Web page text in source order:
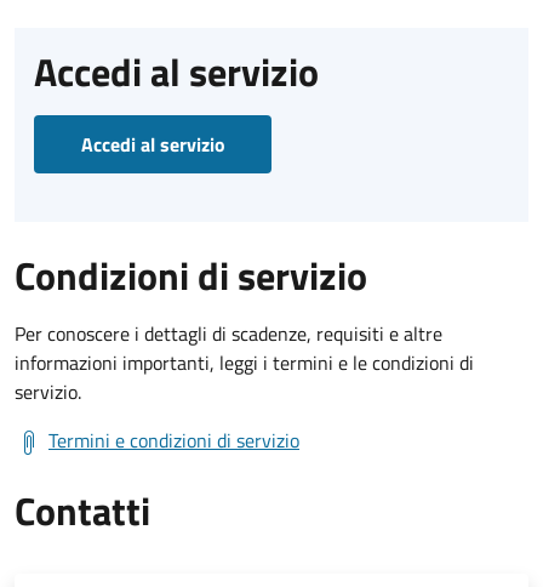
Accedi al servizio
Accedi al servizio
Condizioni di servizio
Per conoscere i dettagli di scadenze, requisiti e altre
informazioni importanti, leggi i termini e le condizioni di
servizio.
Termini e condizioni di servizio
Contatti